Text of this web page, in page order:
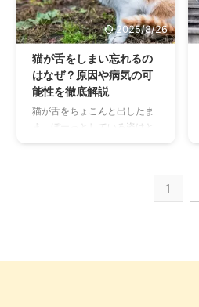
どうなるのでしょうか？ この
記事では、猫のひげの知られ
ざる役割から、抜ける原因、
ひげから読み取れる猫の感情
まで、猫のひげに関する疑問
をすべて解決していきます。
この記事の結論 猫のひげは重
要な感覚器であり、障害物の
2025/8/26
猫が舌をしまい忘れるの
はなぜ？原因や病気の可
能性を徹底解説
猫が舌をちょこんと出したま
ま、ぼーっとしている姿はと
ても愛らしく、つい写真に収
動は「舌しまい忘れ」と呼ば
度は見たことがあるのではな
1